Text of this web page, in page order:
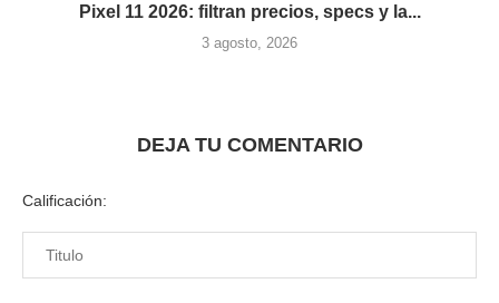
Pixel 11 2026: filtran precios, specs y la...
3 agosto, 2026
DEJA TU COMENTARIO
Calificación: